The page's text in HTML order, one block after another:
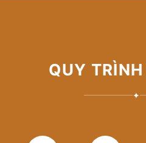
QUY
✦